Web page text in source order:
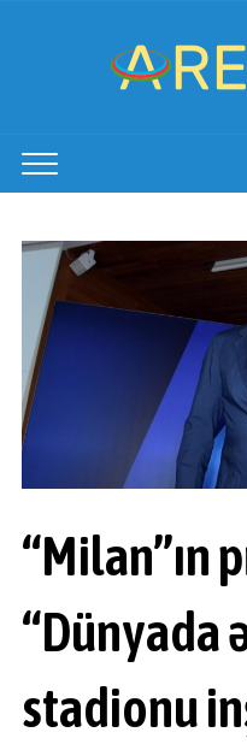
“Milan”ın
“Dünyada
stadionu